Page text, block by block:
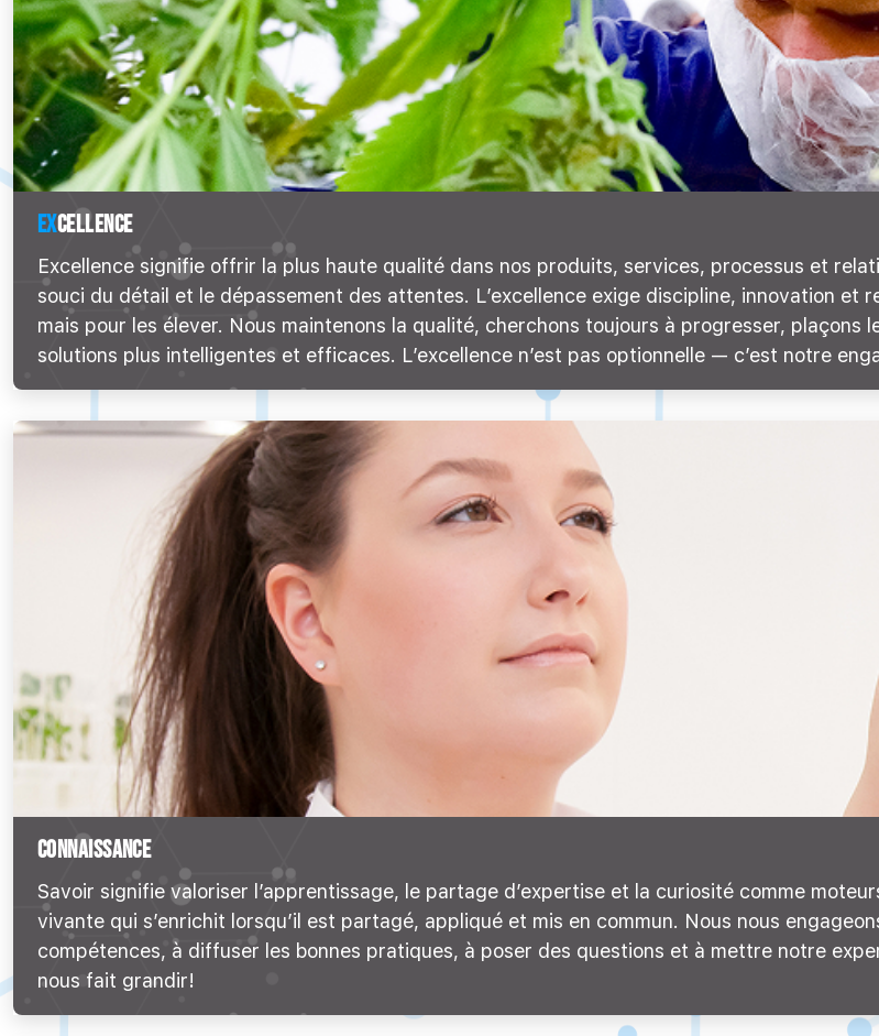
EXCELLENCE
Excellence signifie offrir la plus haute qualité dans nos produits, services, processus et
souci du détail et le dépassement des attentes. L’excellence exige discipline, innovation
mais pour les élever. Nous maintenons la qualité, cherchons toujours à progresser,
solutions plus intelligentes et efficaces. L’excellence n’est pas optionnelle — c’est notre
CONNAISSANCE
Savoir signifie valoriser l’apprentissage, le partage d’expertise et la curiosité comme
vivante qui s’enrichit lorsqu’il est partagé, appliqué et mis en commun. Nous nous
compétences, à diffuser les bonnes pratiques, à poser des questions et à mettre notre
nous fait grandir!